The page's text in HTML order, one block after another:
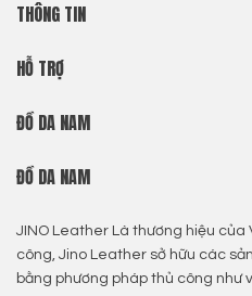
THÔNG TIN
HỖ TRỢ
ĐỒ DA NAM
ĐỒ DA NAM
JINO Leather Là thương hiệu
công, Jino Leather sở hữu các
bằng phương pháp thủ công như